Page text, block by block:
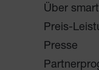
Über
Preis-
Presse